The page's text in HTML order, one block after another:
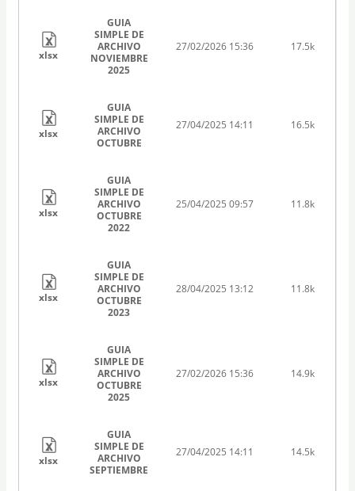
xlsx
GUIA
SIMPLE DE
ARCHIVO
NOVIEMBRE
2025
27/02/2026 15:36 17.5k
xlsx
GUIA
SIMPLE DE
ARCHIVO
OCTUBRE
27/04/2025 14:11 16.5k
xlsx
GUIA
SIMPLE DE
ARCHIVO
OCTUBRE
2022
25/04/2025 09:57 11.8k
xlsx
GUIA
SIMPLE DE
ARCHIVO
OCTUBRE
2023
28/04/2025 13:12 11.8k
xlsx
GUIA
SIMPLE DE
ARCHIVO
OCTUBRE
2025
27/02/2026 15:36 14.9k
xlsx
GUIA
SIMPLE DE
ARCHIVO
SEPTIEMBRE
27/04/2025 14:11 14.5k